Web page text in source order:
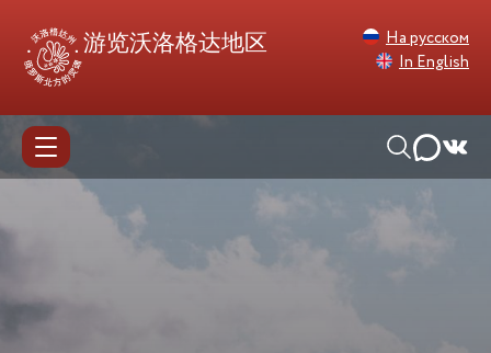
游览沃洛格达地区
На русском
In English